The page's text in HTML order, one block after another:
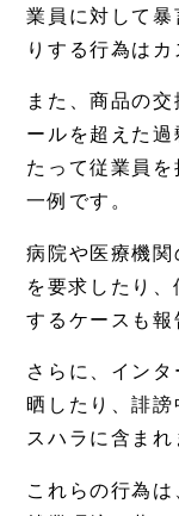
業員に対して暴
りする行為はカ
また、商品の
ールを超えた
たって従業員
一例です。
病院や医療機
を要求したり
するケースも報
さらに、イン
晒したり、誹
スハラに含まれ
これらの行為は